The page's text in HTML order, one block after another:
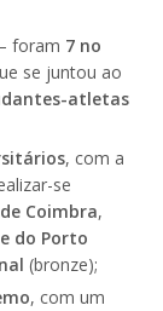
– foram 7 no
se juntou ao
atletas
, com a
se
Coimbra,
do Porto
(bronze);
, com um